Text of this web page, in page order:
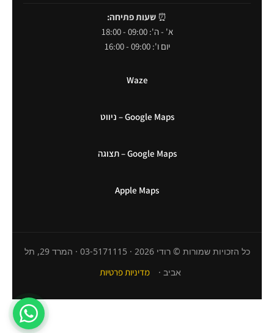
⏰ שעות פתיחה:
א' - ה': 09:00 - 18:00
יום ו': 09:00 - 16:00
Waze
Google Maps – ניווט
Google Maps – תצוגה
Apple Maps
כל הזכויות שמורות © רודי 2026 · 03-5171115 · המרד 29, תל
אביב ·
מדיניות פרטיות